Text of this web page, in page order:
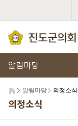
알림마당
알림마당 의정소식
의정소식